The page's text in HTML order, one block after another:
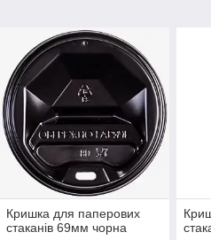
Кришка для паперових
стаканів 69мм чорна